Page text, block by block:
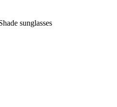
sunglasses